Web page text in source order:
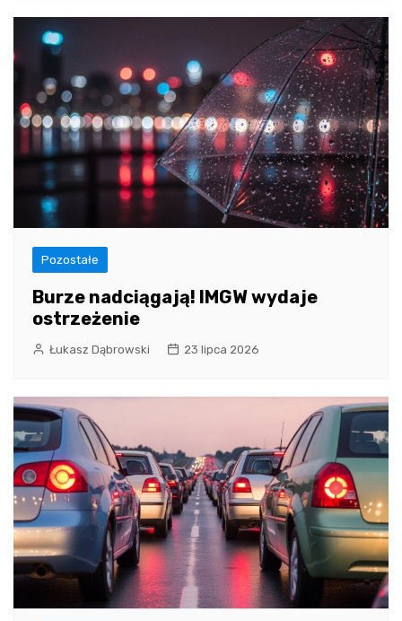
Pozostałe
Burze nadciągają! IMGW wydaje
ostrzeżenie
Łukasz Dąbrowski 23 lipca 2026